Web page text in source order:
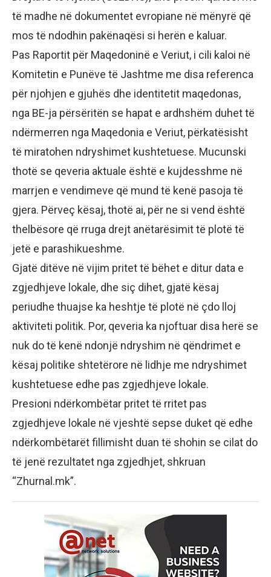
të madhe në dokumentet evropiane në mënyrë që
mos të ndodhin pakënaqësi si herën e kaluar.
Pas Raportit për Maqedoninë e Veriut, i cili kaloi në
Komitetin e Punëve të Jashtme me disa referenca
për njohjen e gjuhës dhe identitetit maqedonas,
nga BE-ja përsëritën se hapat e ardhshëm duhet të
ndërmerren nga Maqedonia e Veriut, përkatësisht
të miratohen ndryshimet kushtetuese. Mucunski
thotë se qeveria aktuale është e kujdesshme në
marrjen e vendimeve që mund të kenë pasoja të
gjera. Përveç kësaj, thotë ai, për ne si vend është
thelbësore që rruga drejt anëtarësimit të plotë të
jetë e parashikueshme.
Gjatë ditëve në vijim pritet të bëhet e ditur data e
zgjedhjeve lokale, dhe siç dihet, gjatë kësaj
periudhe thuajse ka heshtje të plotë në çdo lloj
aktiviteti politik. Por, qeveria ka njoftuar disa herë se
nuk do të kenë ndonjë ndryshim në qëndrimet e
kësaj politike shtetërore në lidhje me ndryshimet
kushtetuese edhe pas zgjedhjeve lokale.
Presioni ndërkombëtar pritet të rritet pas
zgjedhjeve lokale në vjeshtë sepse duket që edhe
ndërkombëtarët fillimisht duan të shohin se cilat do
të jenë rezultatet nga zgjedhjet, shkruan
“Zhurnal.mk”.